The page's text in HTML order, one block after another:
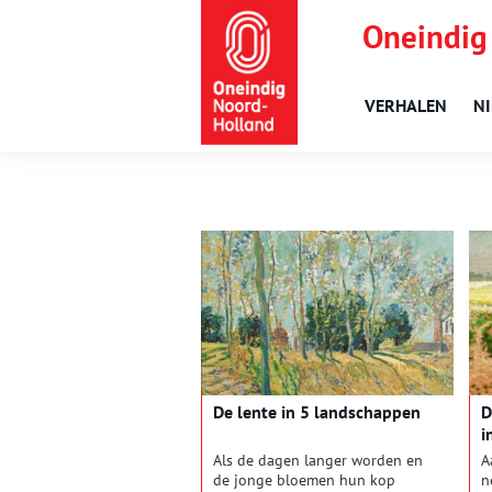
VERHALEN
De lente in 5 landschappen
Als de dagen langer worden en
de jonge bloemen hun kop